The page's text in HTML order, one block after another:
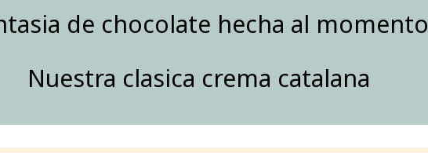
de chocolate hecha al momento
Nuestra clasica crema catalana